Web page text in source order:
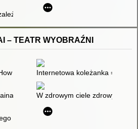
– TEATR WYOBRAŹNI
to Chase Away Boredom = Was
Internetowa koleżanka = The
wyobraźniW zdrowym ciele zdrowy duch
Potwora